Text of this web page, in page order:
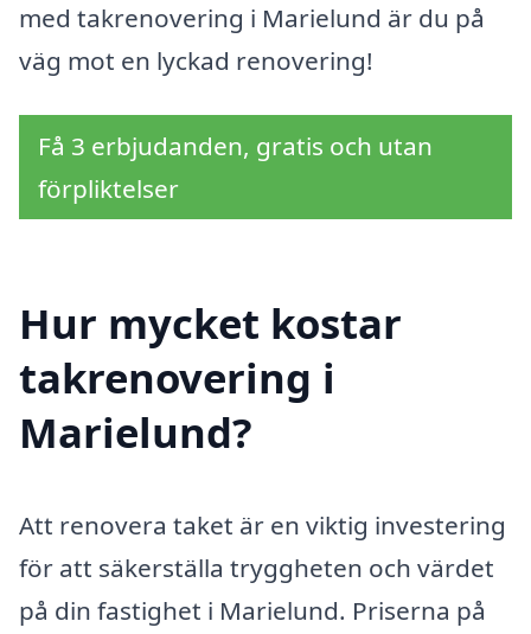
med takrenovering i Marielund är du på
väg mot en lyckad renovering!
Få 3 erbjudanden, gratis och utan
förpliktelser
Hur mycket kostar
takrenovering i
Marielund?
Att renovera taket är en viktig investering
för att säkerställa tryggheten och värdet
på din fastighet i Marielund. Priserna på